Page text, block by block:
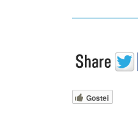
Gostei